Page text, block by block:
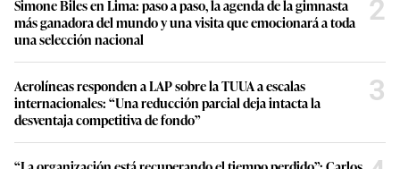
Simone Biles en Lima: paso a paso, la agenda de la gimnasta
más ganadora del mundo y una visita que emocionará a toda
una selección nacional
2
Aerolíneas responden a LAP sobre la TUUA a escalas
internacionales: “Una reducción parcial deja intacta la
desventaja competitiva de fondo”
3